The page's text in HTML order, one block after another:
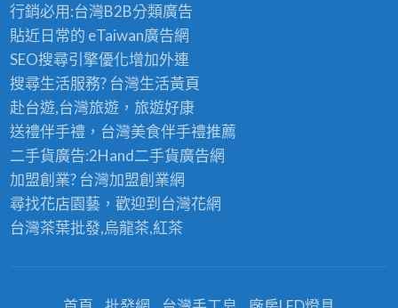
行銷必用:台灣B2B分類廣告
貼近日常的 eTaiwan廣告網
SEO搜尋引擎優化增加外連
搜尋生活服務? 台灣生活黃頁
赴台遊,台灣旅遊，旅遊好康
送禮伴手禮，台灣美食伴手禮推薦
二手貨廣告:2Hand二手貨廣告網
加盟創業? 台灣加盟創業網
尋找花店園藝，歡迎到 台灣花網
台灣茶葉批發,烏龍茶,紅茶